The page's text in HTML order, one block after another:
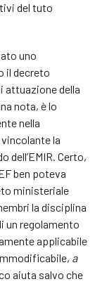
del tuto
uno
il decreto
attuazione della
nota, è lo
nella
la
dell’EMIR. Certo,
ben poteva
ministeriale
la disciplina
un regolamento
applicabile
a
aiuta salvo che